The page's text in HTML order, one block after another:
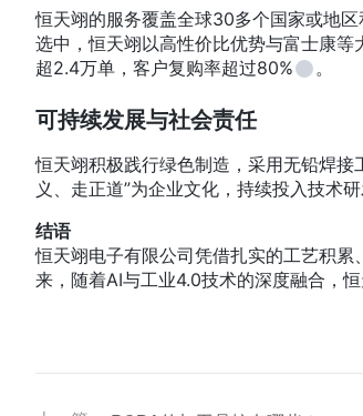
恒天翊的服务覆盖全球30多个国家或地
选中，恒天翊以高性价比优势与富士康
超2.4万单，客户复购率超过80%
。
可持续发展与社会责任
恒天翊积极践行绿色制造，采用无铅焊
义、走正道”为企业文化，持续投入技术
结语
恒天翊电子有限公司凭借扎实的工艺积
来，随着AI与工业4.0技术的深度融合，